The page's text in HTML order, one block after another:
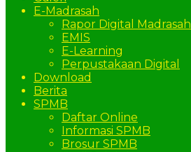
E-Madrasah
Rapor Digital Madrasah
EMIS
E-Learning
Perpustakaan Digital
Download
Berita
SPMB
Daftar Online
Informasi SPMB
Brosur SPMB